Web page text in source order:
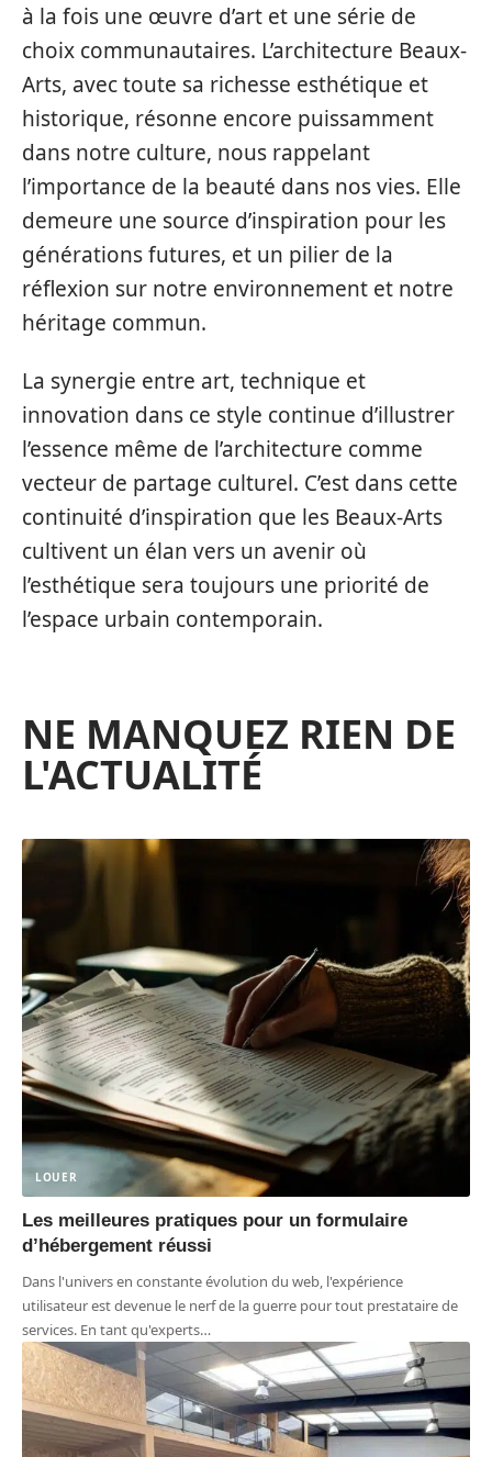
à la fois une œuvre d’art et une série de
choix communautaires. L’architecture Beaux-
Arts, avec toute sa richesse esthétique et
historique, résonne encore puissamment
dans notre culture, nous rappelant
l’importance de la beauté dans nos vies. Elle
demeure une source d’inspiration pour les
générations futures, et un pilier de la
réflexion sur notre environnement et notre
héritage commun.
La synergie entre art, technique et
innovation dans ce style continue d’illustrer
l’essence même de l’architecture comme
vecteur de partage culturel. C’est dans cette
continuité d’inspiration que les Beaux-Arts
cultivent un élan vers un avenir où
l’esthétique sera toujours une priorité de
l’espace urbain contemporain.
NE MANQUEZ RIEN DE
L'ACTUALITÉ
LOUER
Les meilleures pratiques pour un formulaire
d’hébergement réussi
Dans l'univers en constante évolution du web, l'expérience
utilisateur est devenue le nerf de la guerre pour tout prestataire de
services. En tant qu'experts…